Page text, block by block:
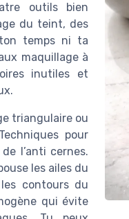
outils bien
du teint, des
temps ni ta
maquillage à
inutiles et
triangulaire ou
pour
l’anti cernes.
les ailes du
contours du
qui évite